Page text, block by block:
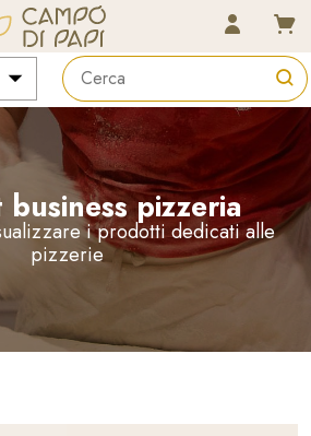
pizzeria
i prodotti dedicati alle
pizzerie